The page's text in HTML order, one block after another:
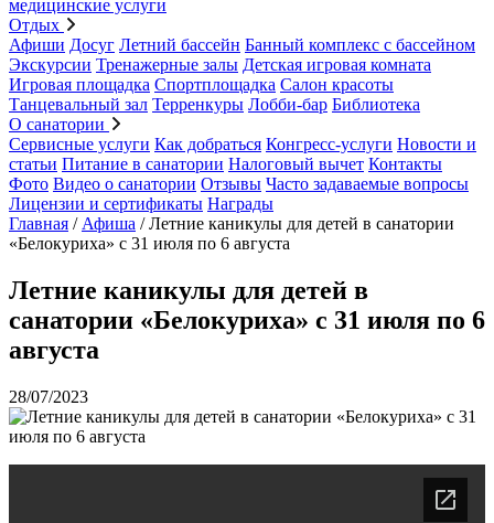
медицинские услуги
Отдых
Афиши Досуг Летний бассейн Банный комплекс с бассейном
Экскурсии Тренажерные залы Детская игровая комната
Игровая площадка Спортплощадка Салон красоты
Танцевальный зал Терренкуры Лобби-бар Библиотека
О санатории
Сервисные услуги Как добраться Конгресс-услуги Новости и
статьи Питание в санатории Налоговый вычет Контакты
Фото Видео о санатории Отзывы Часто задаваемые вопросы
Лицензии и сертификаты Награды
Главная / Афиша /Летние каникулы для детей в санатории
«Белокуриха» с 31 июля по 6 августа
Летние каникулы для детей в
санатории «Белокуриха» с 31 июля по 6
августа
28/07/2023